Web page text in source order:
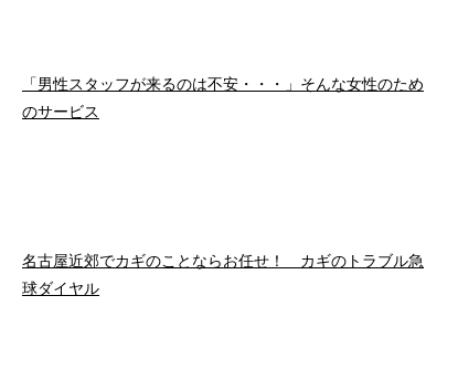
「男性スタッフが来るのは不安・・・」そんな女性のため
のサービス
名古屋近郊でカギのことならお任せ！ カギのトラブル急
球ダイヤル